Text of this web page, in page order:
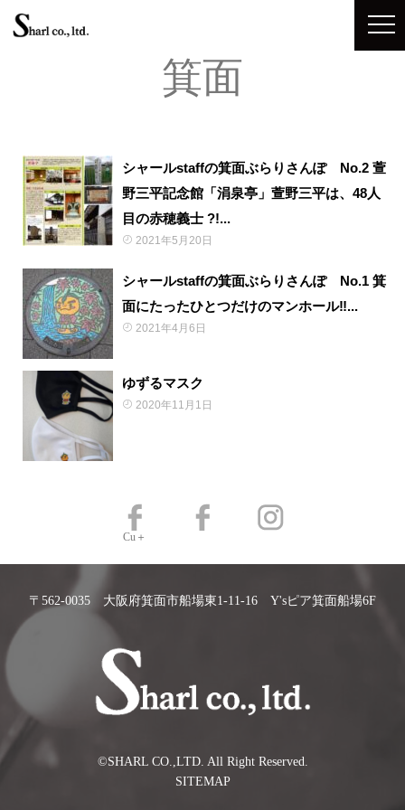
箕面
シャールstaffの箕面ぶらりさんぽ No.2 萱
野三平記念館「涓泉亭」萱野三平は、48人
目の赤穂義士 ?!...
2021年5月20日
シャールstaffの箕面ぶらりさんぽ No.1 箕
面にたったひとつだけのマンホール‼...
2021年4月6日
ゆずるマスク
2020年11月1日
Cu＋
〒562-0035 大阪府箕面市船場東1-11-16 Y'sピア箕面船場6F
©️SHARL CO.,LTD. All Right Reserved.
SITEMAP